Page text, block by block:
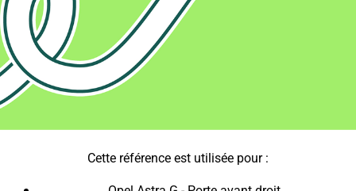
Cette référence est utilisée pour :